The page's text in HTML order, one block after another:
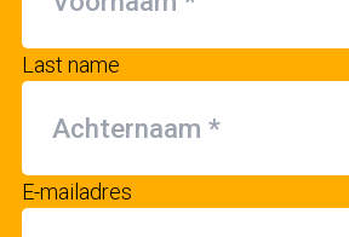
Last name
E-mailadres